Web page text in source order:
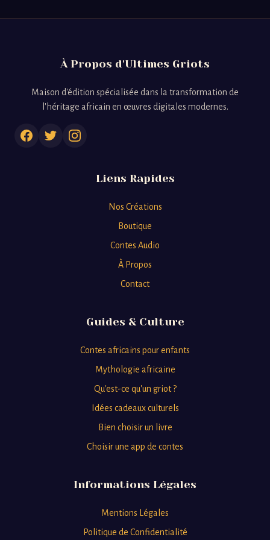
À Propos d'Ultimes Griots
Maison d'édition spécialisée dans la transformation de
l'héritage africain en œuvres digitales modernes.
Liens Rapides
Nos Créations
Boutique
Contes Audio
À Propos
Contact
Guides & Culture
Contes africains pour enfants
Mythologie africaine
Qu'est-ce qu'un griot ?
Idées cadeaux culturels
Bien choisir un livre
Choisir une app de contes
Informations Légales
Mentions Légales
Politique de Confidentialité